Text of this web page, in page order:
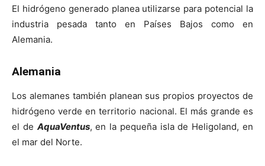
El hidrógeno generado planea utilizarse para potencial la
industria pesada tanto en Países Bajos como en
Alemania.
Alemania
Los alemanes también planean sus propios proyectos de
hidrógeno verde en territorio nacional. El más grande es
el de AquaVentus, en la pequeña isla de Heligoland, en
el mar del Norte.